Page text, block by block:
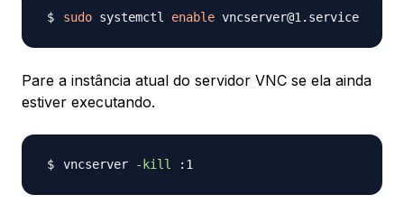
sudo systemctl enable
Pare a instância atual do servidor VNC se ela ainda
estiver executando.
vncserver -kill